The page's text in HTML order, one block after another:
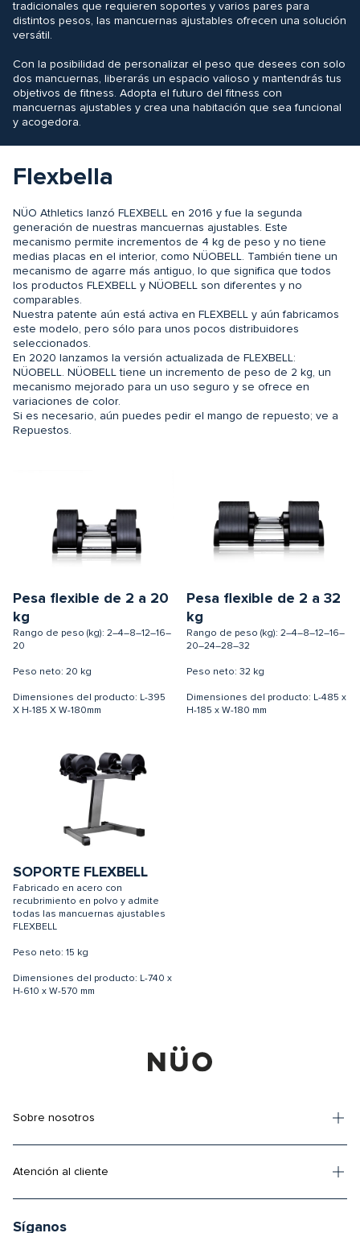
tradicionales que requieren soportes y varios pares para
distintos pesos, las mancuernas ajustables ofrecen una solución
versátil.
Con la posibilidad de personalizar el peso que desees con solo
dos mancuernas, liberarás un espacio valioso y mantendrás tus
objetivos de fitness. Adopta el futuro del fitness con
mancuernas ajustables y crea una habitación que sea funcional
y acogedora.
Flexbella
NÜO Athletics lanzó FLEXBELL en 2016 y fue la segunda
generación de nuestras mancuernas ajustables. Este
mecanismo permite incrementos de 4 kg de peso y no tiene
medias placas en el interior, como NÜOBELL. También tiene un
mecanismo de agarre más antiguo, lo que significa que todos
los productos FLEXBELL y NÜOBELL son diferentes y no
comparables.
Nuestra patente aún está activa en FLEXBELL y aún fabricamos
este modelo, pero sólo para unos pocos distribuidores
seleccionados.
En 2020 lanzamos la versión actualizada de FLEXBELL:
NÜOBELL. NÜOBELL tiene un incremento de peso de 2 kg, un
mecanismo mejorado para un uso seguro y se ofrece en
variaciones de color.
Si es necesario, aún puedes pedir el mango de repuesto; ve a
Repuestos.
Pesa flexible de 2 a 20
kg
Rango de peso (kg): 2–4–8–12–16–
20
Peso neto: 20 kg
Dimensiones del producto: L-395
X H-185 X W-180mm
Pesa flexible de 2 a 32
kg
Rango de peso (kg): 2–4–8–12–16–
20–24–28–32
Peso neto: 32 kg
Dimensiones del producto: L-485 x
H-185 x W-180 mm
SOPORTE FLEXBELL
Fabricado en acero con
recubrimiento en polvo y admite
todas las mancuernas ajustables
FLEXBELL
Peso neto: 15 kg
Dimensiones del producto: L-740 x
H-610 x W-570 mm
Sobre nosotros
Atención al cliente
Síganos